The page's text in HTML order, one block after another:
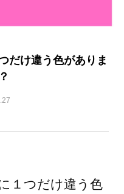
だけ違う色がありま
１つだけ違う色